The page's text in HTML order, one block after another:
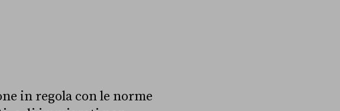
in regola con le norme